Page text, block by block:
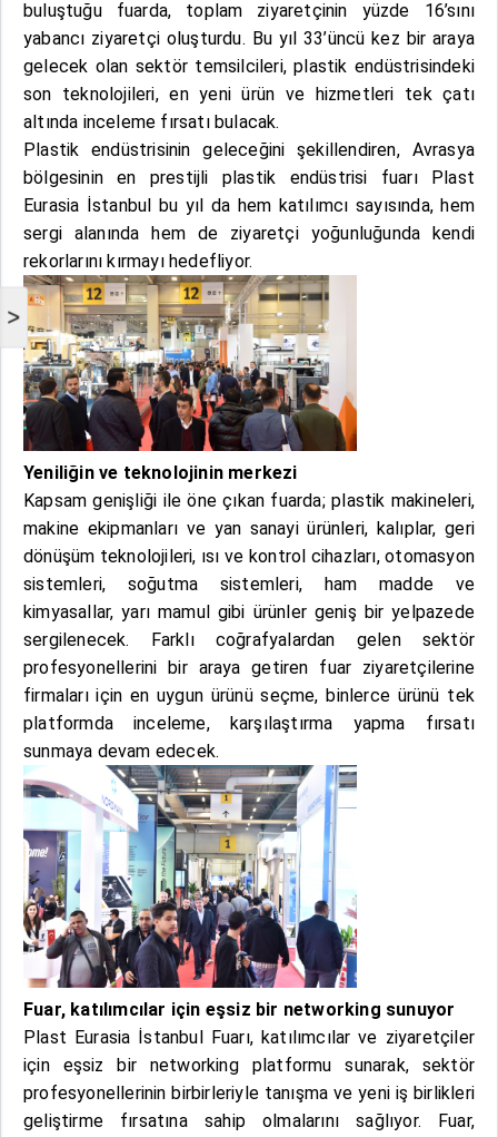
>
buluştuğu fuarda, toplam ziyaretçinin yüzde 16’sını
yabancı ziyaretçi oluşturdu. Bu yıl 33’üncü kez bir araya
gelecek olan sektör temsilcileri, plastik endüstrisindeki
son teknolojileri, en yeni ürün ve hizmetleri tek çatı
altında inceleme fırsatı bulacak.
Plastik endüstrisinin geleceğini şekillendiren, Avrasya
bölgesinin en prestijli plastik endüstrisi fuarı Plast
Eurasia İstanbul bu yıl da hem katılımcı sayısında, hem
sergi alanında hem de ziyaretçi yoğunluğunda kendi
rekorlarını kırmayı hedefliyor.
Yeniliğin ve teknolojinin merkezi
Kapsam genişliği ile öne çıkan fuarda; plastik makineleri,
makine ekipmanları ve yan sanayi ürünleri, kalıplar, geri
dönüşüm teknolojileri, ısı ve kontrol cihazları, otomasyon
sistemleri, soğutma sistemleri, ham madde ve
kimyasallar, yarı mamul gibi ürünler geniş bir yelpazede
sergilenecek. Farklı coğrafyalardan gelen sektör
profesyonellerini bir araya getiren fuar ziyaretçilerine
firmaları için en uygun ürünü seçme, binlerce ürünü tek
platformda inceleme, karşılaştırma yapma fırsatı
sunmaya devam edecek.
Fuar, katılımcılar için eşsiz bir networking sunuyor
Plast Eurasia İstanbul Fuarı, katılımcılar ve ziyaretçiler
için eşsiz bir networking platformu sunarak, sektör
profesyonellerinin birbirleriyle tanışma ve yeni iş birlikleri
geliştirme fırsatına sahip olmalarını sağlıyor. Fuar,